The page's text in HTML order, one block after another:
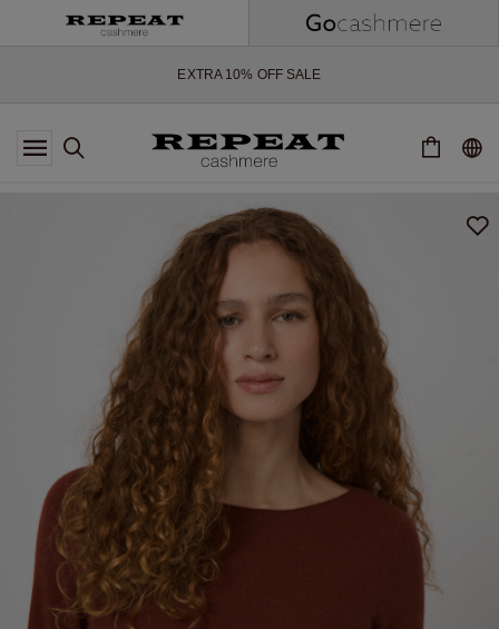
*DIESES ANGEBOT GILT BIS ZUM 12 AUGUST 2026
*GILT NICHT FÜR LIMITED EDITION
*AUSNAHMEN SIND MÖGLICH
SAISON
EXTRA 10% OFF SALE